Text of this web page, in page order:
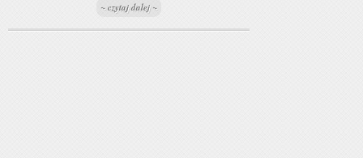
~ czytaj dalej ~